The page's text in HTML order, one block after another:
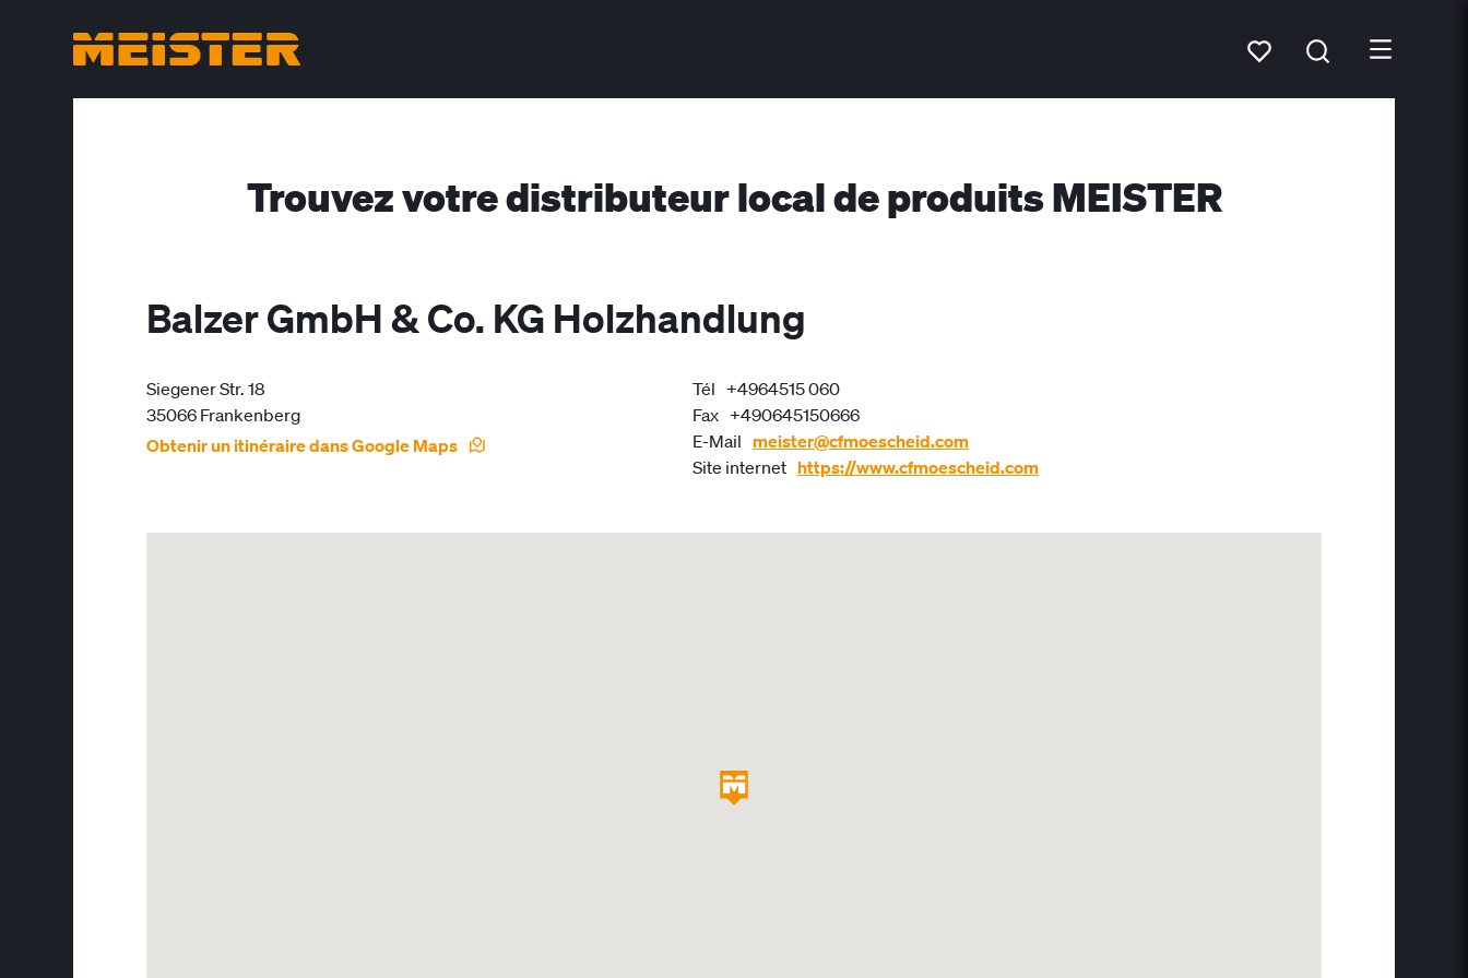
Trouvez votre distributeur local de produits MEISTER
Balzer GmbH & Co. KG Holzhandlung
Siegener Str. 18
35066 Frankenberg
Obtenir un itinéraire dans Google Maps
Tél +4964515 060
Fax +490645150666
E-Mail meister@cfmoescheid.com
Site internet https://www.cfmoescheid.com